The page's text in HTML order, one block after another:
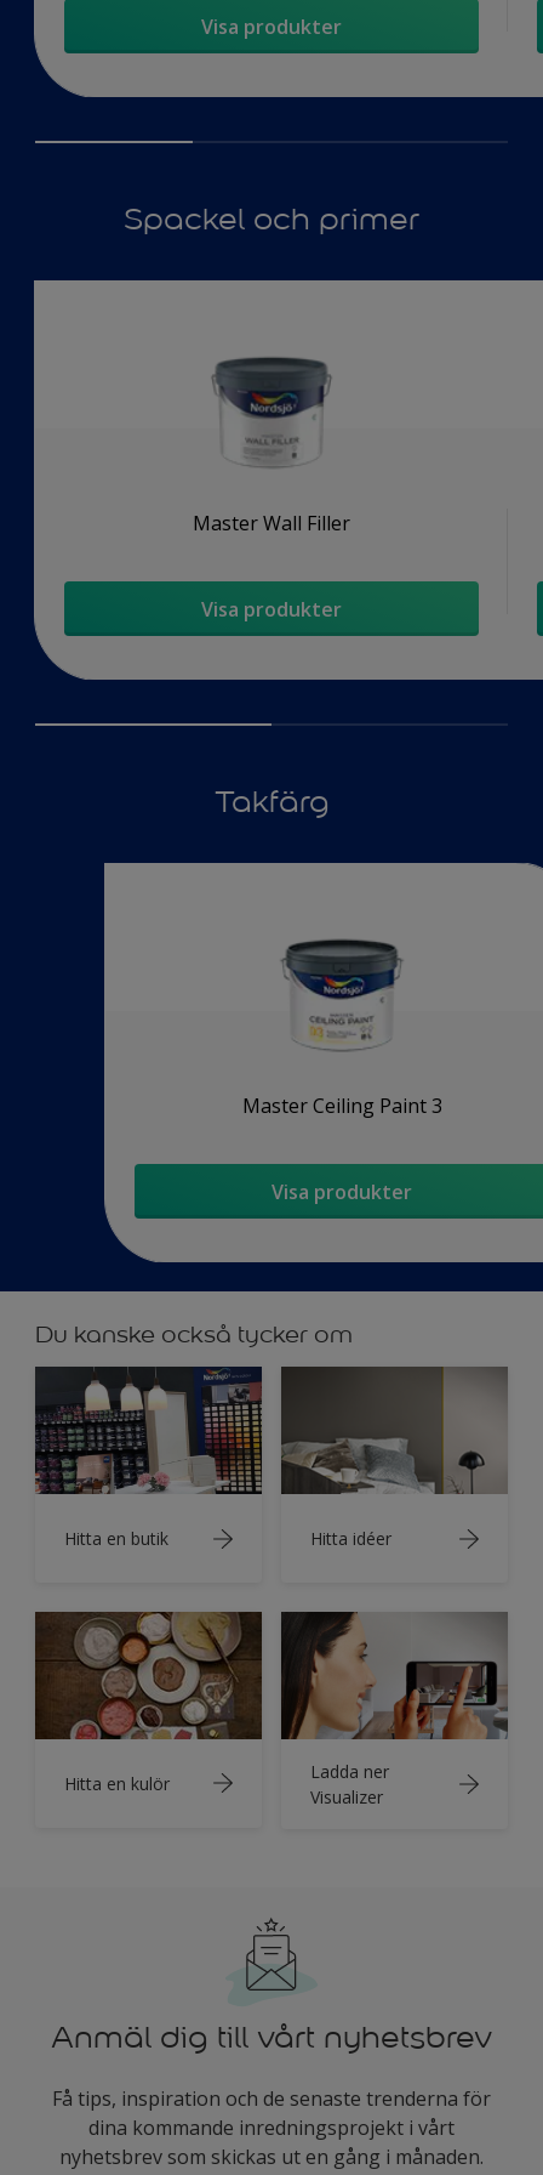
Visa produkter
Spackel och primer
Master Wall Filler
Visa produkter
Takfärg
Master Ceiling Paint 3
Visa produkter
Du kanske också tycker om
Hitta en butik Hitta idéer
Hitta en kulör
Ladda ner
Visualizer
Anmäl dig till vårt nyhetsbrev
Få tips, inspiration och de senaste trenderna för
dina kommande inredningsprojekt i vårt
nyhetsbrev som skickas ut en gång i månaden.